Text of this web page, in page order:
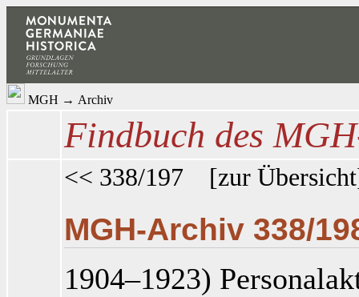
MGH → Archiv
Findbuch des
<< 338/197 [zur Übersicht
MGH-Archiv 338/
1904–1923)